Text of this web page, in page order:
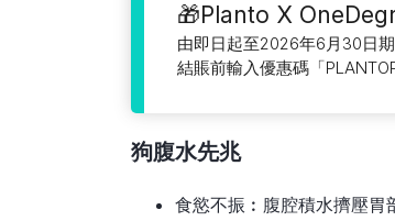
🎁Planto X
由即日起至2026年6月30日
結賬前輸入優惠碼「
狗腹水先兆
食慾不振︰腹腔積水擠壓胃